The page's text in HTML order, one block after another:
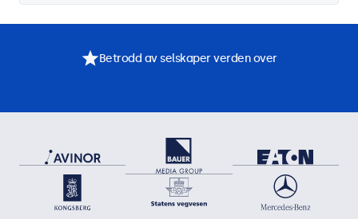
Betrodd av selskaper verden over